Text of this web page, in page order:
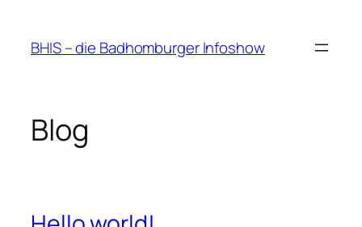
springen
BHIS – die Badhomburger Infoshow
Blog